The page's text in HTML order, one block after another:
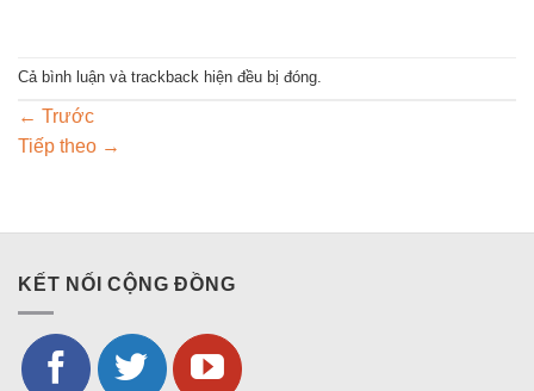
Cả bình luận và trackback hiện đều bị đóng.
← Trước
Tiếp theo →
KẾT NỐI CỘNG ĐỒNG